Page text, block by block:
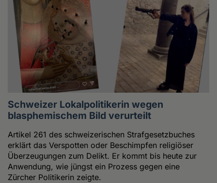
Schweizer Lokalpolitikerin wegen
blasphemischem Bild verurteilt
Artikel 261 des schweizerischen Strafgesetzbuches
erklärt das Verspotten oder Beschimpfen religiöser
Überzeugungen zum Delikt. Er kommt bis heute zur
Anwendung, wie jüngst ein Prozess gegen eine
Zürcher Politikerin zeigte.